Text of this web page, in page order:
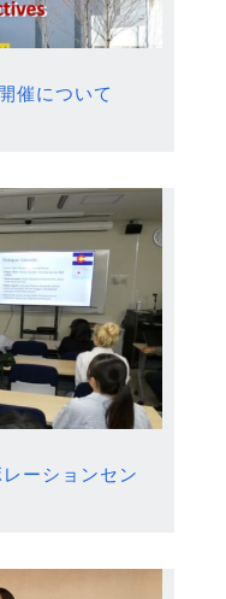
催について
ーションセン